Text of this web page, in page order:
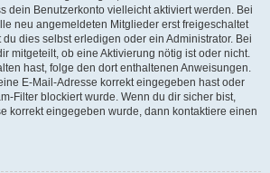
dein Benutzerkonto vielleicht aktiviert werden. Bei
neu angemeldeten Mitglieder erst freigeschaltet
dies selbst erledigen oder ein Administrator. Bei
mitgeteilt, ob eine Aktivierung nötig ist oder nicht.
hast, folge den dort enthaltenen Anweisungen.
E-Mail-Adresse korrekt eingegeben hast oder
Filter blockiert wurde. Wenn du dir sicher bist,
korrekt eingegeben wurde, dann kontaktiere einen